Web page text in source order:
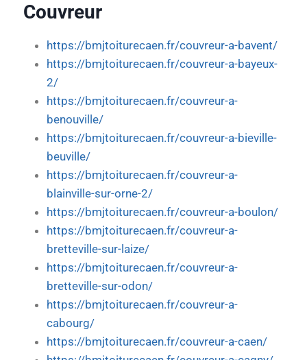
Couvreur
https://bmjtoiturecaen.fr/couvreur-a-bavent/
https://bmjtoiturecaen.fr/couvreur-a-bayeux-
2/
https://bmjtoiturecaen.fr/couvreur-a-
benouville/
https://bmjtoiturecaen.fr/couvreur-a-bieville-
beuville/
https://bmjtoiturecaen.fr/couvreur-a-
blainville-sur-orne-2/
https://bmjtoiturecaen.fr/couvreur-a-boulon/
https://bmjtoiturecaen.fr/couvreur-a-
bretteville-sur-laize/
https://bmjtoiturecaen.fr/couvreur-a-
bretteville-sur-odon/
https://bmjtoiturecaen.fr/couvreur-a-
cabourg/
https://bmjtoiturecaen.fr/couvreur-a-caen/